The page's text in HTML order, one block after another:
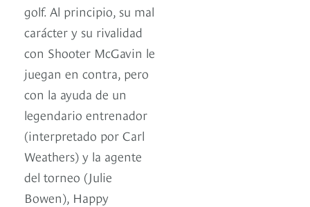
golf. Al principio, su mal
carácter y su rivalidad
con Shooter McGavin le
juegan en contra, pero
con la ayuda de un
legendario entrenador
(interpretado por Carl
Weathers) y la agente
del torneo (Julie
Bowen), Happy